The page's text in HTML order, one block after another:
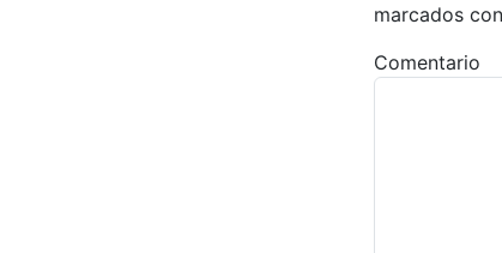
marcados con
Comentario